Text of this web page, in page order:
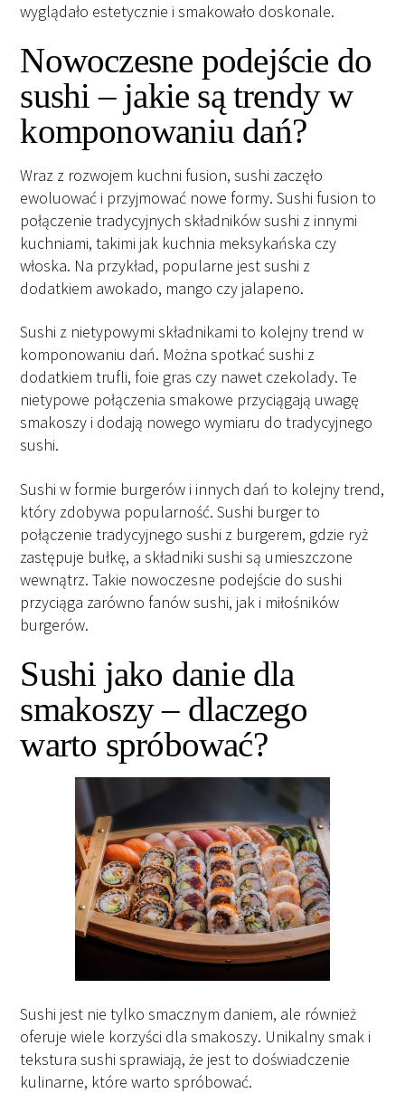
wyglądało estetycznie i smakowało doskonale.
Nowoczesne podejście do
sushi – jakie są trendy w
komponowaniu dań?
Wraz z rozwojem kuchni fusion, sushi zaczęło
ewoluować i przyjmować nowe formy. Sushi fusion to
połączenie tradycyjnych składników sushi z innymi
kuchniami, takimi jak kuchnia meksykańska czy
włoska. Na przykład, popularne jest sushi z
dodatkiem awokado, mango czy jalapeno.
Sushi z nietypowymi składnikami to kolejny trend w
komponowaniu dań. Można spotkać sushi z
dodatkiem trufli, foie gras czy nawet czekolady. Te
nietypowe połączenia smakowe przyciągają uwagę
smakoszy i dodają nowego wymiaru do tradycyjnego
sushi.
Sushi w formie burgerów i innych dań to kolejny trend,
który zdobywa popularność. Sushi burger to
połączenie tradycyjnego sushi z burgerem, gdzie ryż
zastępuje bułkę, a składniki sushi są umieszczone
wewnątrz. Takie nowoczesne podejście do sushi
przyciąga zarówno fanów sushi, jak i miłośników
burgerów.
Sushi jako danie dla
smakoszy – dlaczego
warto spróbować?
Sushi jest nie tylko smacznym daniem, ale również
oferuje wiele korzyści dla smakoszy. Unikalny smak i
tekstura sushi sprawiają, że jest to doświadczenie
kulinarne, które warto spróbować.